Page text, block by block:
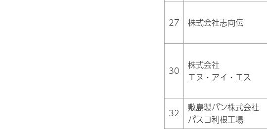
27 株式会社志向伝
30
株式会社
エヌ・アイ・エス
32
敷島製パン株式会社
パスコ利根工場